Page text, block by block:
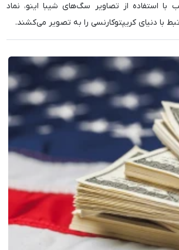
با استفاده از تصاویر سگ‌های شیبا اینو، نماد